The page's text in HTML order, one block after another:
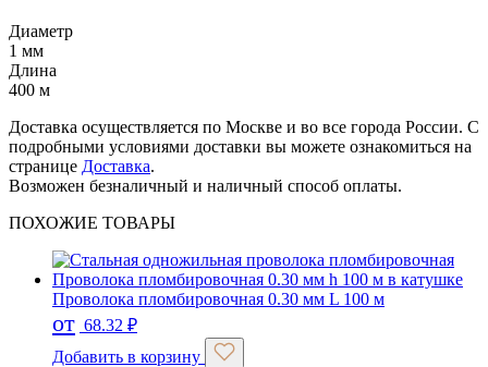
Диаметр
1 мм
Длина
400 м
Доставка осуществляется по Москве и во все города России. С
подробными условиями доставки вы можете ознакомиться на
странице Доставка.
Возможен безналичный и наличный способ оплаты.
ПОХОЖИЕ ТОВАРЫ
Проволока пломбировочная 0.30 мм L 100 м
от 68.32 ₽
Добавить в корзину